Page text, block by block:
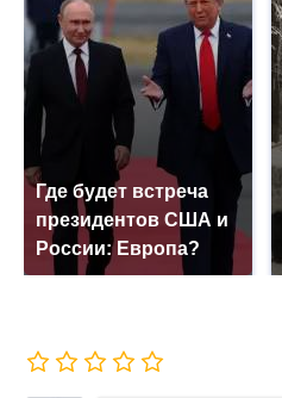
Где будет встреча
президентов США и
России: Европа?